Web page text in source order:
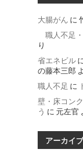
大腸がん に
職人不足
り
省エネビル
の藤本三郎
職人不足 に
壁・床コン
う に 元左官
アーカイブ
ア